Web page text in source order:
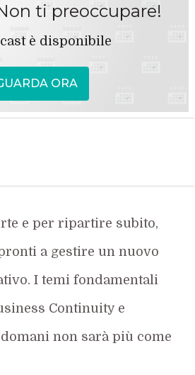
ti preoccupare!
è disponibile
ORA
eperripartire subito,
a gestire un nuovo
tivo. I temi fondamentali
Continuitye
non sarà più come